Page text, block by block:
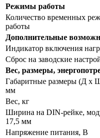
Режимы работы
Количество временных
работы
Дополнительные
Индикатор включения
Сброс на заводские
Вес, размеры,
Габаритные размеры (Д х
мм
Вес, кг
Ширина на DIN-рейке,
17,5 мм
Напряжение питания, В